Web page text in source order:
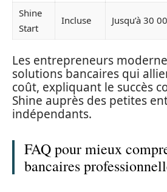
Shine
Start
Incluse Jusqu’à 30
Les entrepreneurs
solutions bancaires qui
coût, expliquant le succès
Shine auprès des petites
indépendants.
FAQ pour mieux
bancaires